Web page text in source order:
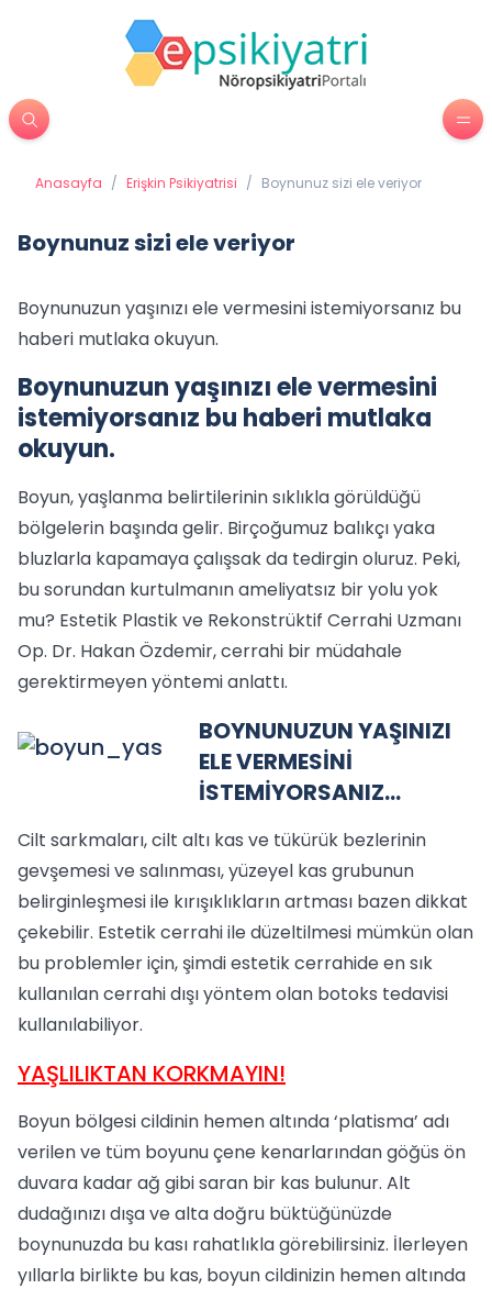
Anasayfa / Erişkin Psikiyatrisi / Boynunuz sizi ele veriyor
Boynunuz sizi ele veriyor
Boynunuzun yaşınızı ele vermesini istemiyorsanız bu
haberi mutlaka okuyun.
Boynunuzun yaşınızı ele vermesini
istemiyorsanız bu haberi mutlaka
okuyun.
Boyun, yaşlanma belirtilerinin sıklıkla görüldüğü
bölgelerin başında gelir. Birçoğumuz balıkçı yaka
bluzlarla kapamaya çalışsak da tedirgin oluruz. Peki,
bu sorundan kurtulmanın ameliyatsız bir yolu yok
mu? Estetik Plastik ve Rekonstrüktif Cerrahi Uzmanı
Op. Dr. Hakan Özdemir, cerrahi bir müdahale
gerektirmeyen yöntemi anlattı.
BOYNUNUZUN YAŞINIZI
ELE VERMESİNİ
İSTEMİYORSANIZ…
Cilt sarkmaları, cilt altı kas ve tükürük bezlerinin
gevşemesi ve salınması, yüzeyel kas grubunun
belirginleşmesi ile kırışıklıkların artması bazen dikkat
çekebilir. Estetik cerrahi ile düzeltilmesi mümkün olan
bu problemler için, şimdi estetik cerrahide en sık
kullanılan cerrahi dışı yöntem olan botoks tedavisi
kullanılabiliyor.
YAŞLILIKTAN KORKMAYIN!
Boyun bölgesi cildinin hemen altında ‘platisma’ adı
verilen ve tüm boyunu çene kenarlarından göğüs ön
duvara kadar ağ gibi saran bir kas bulunur. Alt
dudağınızı dışa ve alta doğru büktüğünüzde
boynunuzda bu kası rahatlıkla görebilirsiniz. İlerleyen
yıllarla birlikte bu kas, boyun cildinizin hemen altında